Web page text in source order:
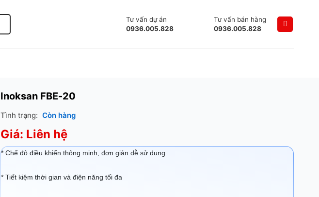
Tư vấn dự án
0936.005.828
Tư vấn bán hàng
0936.005.828
Inoksan FBE-20
Tình trạng: Còn hàng
Giá: Liên hệ
* Chế độ điều khiển thông minh, đơn giản dễ sử dụng
* Tiết kiệm thời gian và điện năng tối đa